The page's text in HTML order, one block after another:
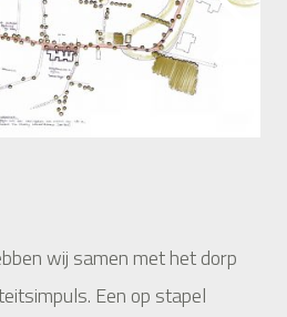
wij samen met het dorp
Een op stapel